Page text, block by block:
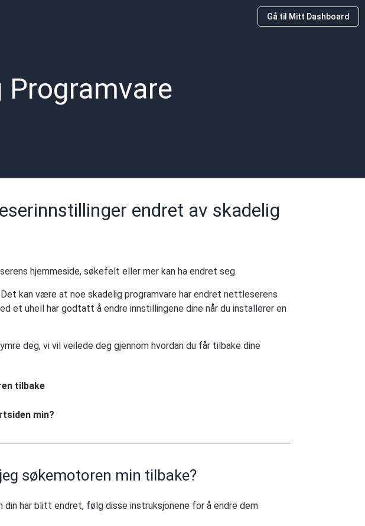
Gå til Mitt Dashboard
Programvare
endret av skadelig
hjemmeside, søkefelt eller mer kan ha endret seg.
kan være at noe skadelig programvare har endret nettleserens
et uhell har godtatt å endre innstillingene dine når du installerer en
deg, vi vil veilede deg gjennom hvordan du får tilbake dine
tilbake
min?
søkemotoren min tilbake?
din har blitt endret, følg disse instruksjonene for å endre dem